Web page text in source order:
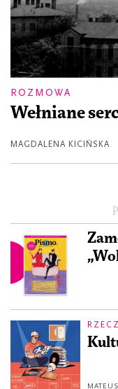
ROZMOWA
Wełniane
MAGDALENA KICIŃSKA